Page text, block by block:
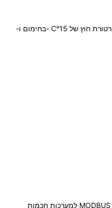
מאפשרת פעולה של המזגן גם בטמפרטורת חוץ של C°15 -בחימום ו-